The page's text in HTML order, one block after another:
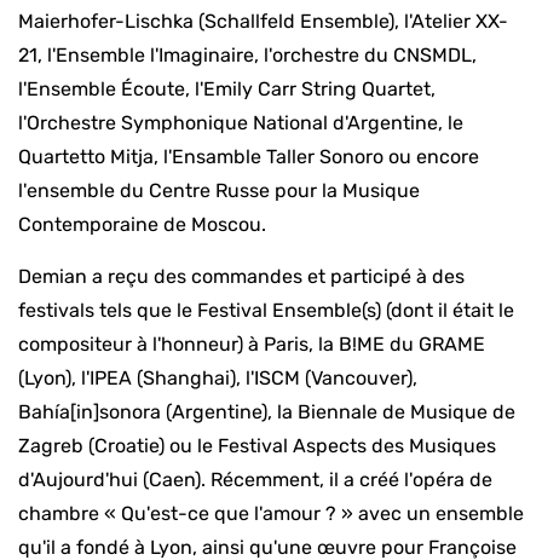
Maierhofer-Lischka (Schallfeld Ensemble), l'Atelier XX-
21, l'Ensemble l'Imaginaire, l'orchestre du CNSMDL,
l'Ensemble Écoute, l'Emily Carr String Quartet,
l'Orchestre Symphonique National d'Argentine, le
Quartetto Mitja, l'Ensamble Taller Sonoro ou encore
l'ensemble du Centre Russe pour la Musique
Contemporaine de Moscou.
Demian a reçu des commandes et participé à des
festivals tels que le Festival Ensemble(s) (dont il était le
compositeur à l'honneur) à Paris, la B!ME du GRAME
(Lyon), l'IPEA (Shanghai), l'ISCM (Vancouver),
Bahía[in]sonora (Argentine), la Biennale de Musique de
Zagreb (Croatie) ou le Festival Aspects des Musiques
d'Aujourd'hui (Caen). Récemment, il a créé l'opéra de
chambre « Qu'est-ce que l'amour ? » avec un ensemble
qu'il a fondé à Lyon, ainsi qu'une œuvre pour Françoise